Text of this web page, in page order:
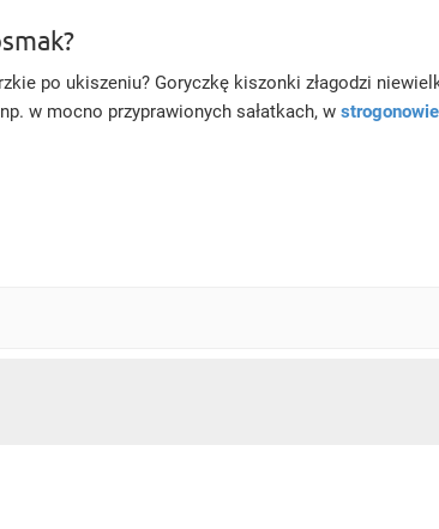
po ukiszeniu? Goryczkę kiszonki złagodzi
w mocno przyprawionych sałatkach, w strogonowie